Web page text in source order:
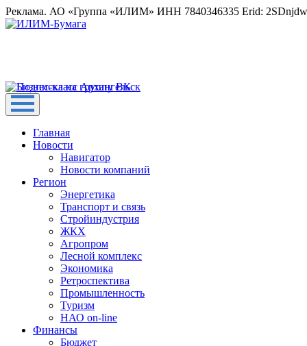
Реклама. АО «Группа «ИЛИМ» ИНН 7840346335 Erid:
Главная
Новости
Навигатор
Новости компаний
Регион
Энергетика
Транспорт и связь
Стройиндустрия
ЖКХ
Агропром
Лесной комплекс
Экономика
Ретроспектива
Промышленность
Туризм
НАО on-line
Финансы
Бюджет